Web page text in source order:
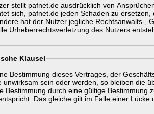
stellt pafnet.de ausdrücklich von
sich, pafnet.de jeden Schaden zu
hat der Nutzer jegliche Rechtsanwalts-,
Urheberrechtsverletzung des Nutzers
Klausel
Bestimmung dieses Vertrages, der
unwirksam sein oder werden, so bleiben die
Bestimmung durch eine gültige Bestimmung
Das gleiche gilt im Falle einer Lücke